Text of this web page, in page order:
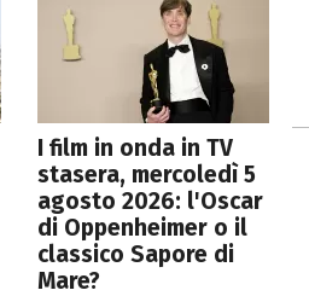
I film in onda in TV
stasera, mercoledì 5
agosto 2026: l'Oscar
di Oppenheimer o il
classico Sapore di
Mare?